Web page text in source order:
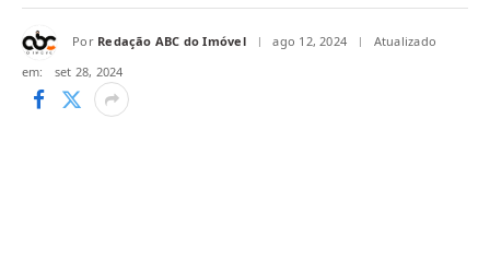
Por Redação ABC do Imóvel ago 12, 2024
Atualizado
em:
set 28, 2024